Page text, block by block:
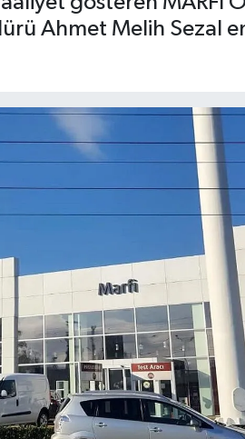
Ahmet Melih Sezal